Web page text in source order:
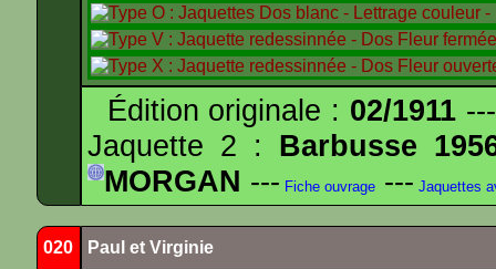
Édition originale : 02/1911
Jaquette 2 : Barbusse
MORGAN --- Fiche ouvrage --- Jaquettes
020 Paul et Virginie